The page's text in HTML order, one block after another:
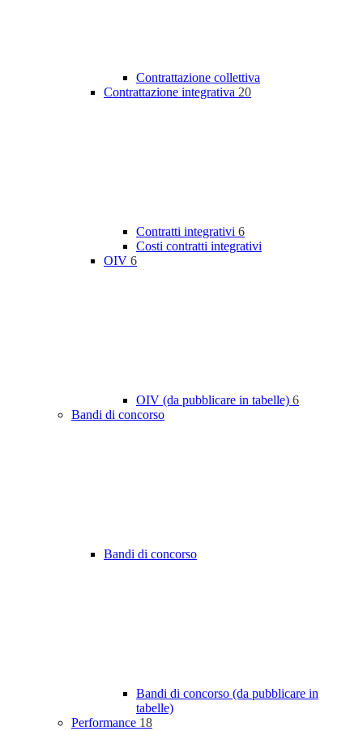
Contrattazione collettiva
Contrattazione integrativa 20
Contratti integrativi 6
Costi contratti integrativi
OIV 6
OIV (da pubblicare in tabelle) 6
Bandi di concorso
Bandi di concorso
Bandi di concorso (da pubblicare in
tabelle)
Performance 18